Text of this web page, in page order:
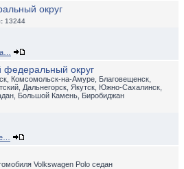
округ
13244
федеральный округ
Комсомольск-на-Амуре, Благовещенск,
Дальнегорск, Якутск, Южно-Сахалинск,
Большой Камень, Биробиджан
Volkswagen Polo седан